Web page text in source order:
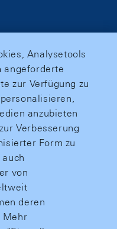
Analysetools
angeforderte
zur Verfügung zu
anzubieten
Verbesserung
Form zu
von
deren
Mehr